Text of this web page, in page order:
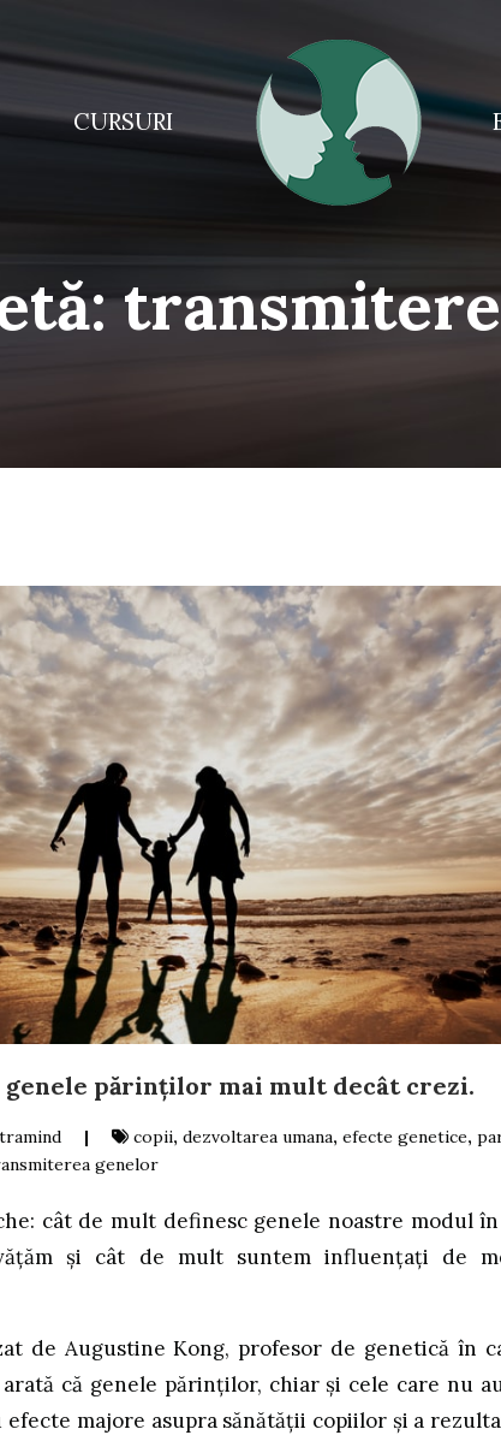
CURSURI
părinţilor mai mult decât crezi.
| copii, dezvoltarea umana, efecte genetice,
genelor
cât de mult definesc genele noastre modul
și cât de mult suntem influențați de
de Augustine Kong, profesor de genetică în
că genele părinților, chiar și cele care nu
efecte majore asupra sănătății copiilor și a